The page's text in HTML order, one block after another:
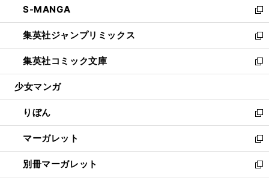
く
で
開
く
ド
ウ
で
開
く
ィ
ン
ド
ウ
で
開
い
ウ
ィ
ン
ド
ウ
開
く
S-MANGA
新
し
い
ウ
ィ
ン
ウ
で
開
く
集英社ジャンプリミックス
新
し
い
ウ
ン
ド
ウ
で
開
く
集英社コミック文庫
新
し
ウ
ィ
ン
ド
ウ
で
少女マンガ
りぼん
新
し
い
ウ
ィ
マーガレット
新
し
い
別冊マーガレット
新